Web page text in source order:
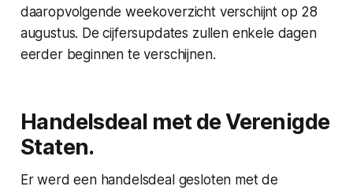
daaropvolgende weekoverzicht verschijnt op 28
augustus. De cijfersupdates zullen enkele dagen
eerder beginnen te verschijnen.
Handelsdeal met de Verenigde
Staten.
Er werd een handelsdeal gesloten met de